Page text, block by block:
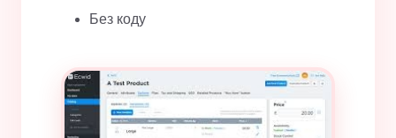
Без коду